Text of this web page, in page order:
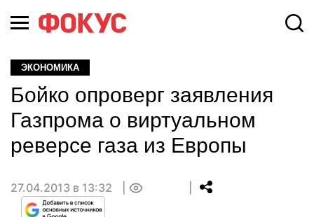
ЭКОНОМИКА
Бойко опроверг заявления
Газпрома о виртуальном
реверсе газа из Европы
27.04.2013 в 13:32